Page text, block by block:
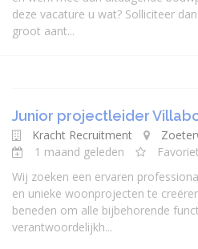
deze vacature u wat? Solliciteer
groot aant...
Junior projectleider
Kracht Recruitment
1 maand geleden
Wij zoeken een ervaren
en unieke woonprojecten te
beneden om alle bijbehorende
verantwoordelijkh...